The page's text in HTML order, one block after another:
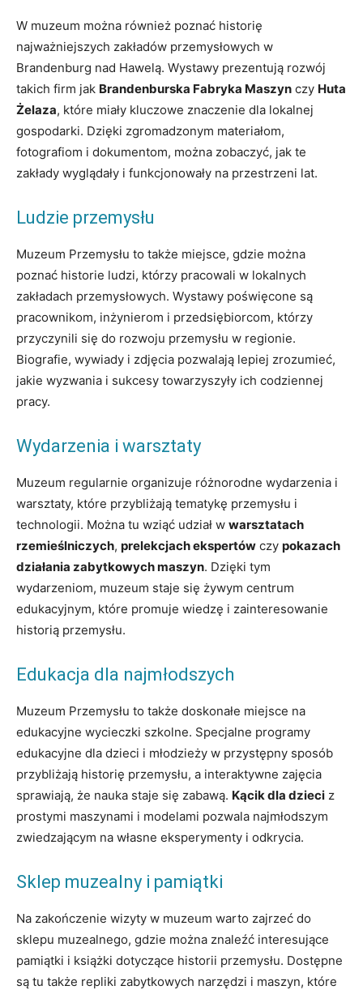
W muzeum można również poznać historię
najważniejszych zakładów przemysłowych w
Brandenburg nad Hawelą. Wystawy prezentują rozwój
takich firm jak Brandenburska Fabryka Maszyn czy Huta
Żelaza, które miały kluczowe znaczenie dla lokalnej
gospodarki. Dzięki zgromadzonym materiałom,
fotografiom i dokumentom, można zobaczyć, jak te
zakłady wyglądały i funkcjonowały na przestrzeni lat.
Ludzie przemysłu
Muzeum Przemysłu to także miejsce, gdzie można
poznać historie ludzi, którzy pracowali w lokalnych
zakładach przemysłowych. Wystawy poświęcone są
pracownikom, inżynierom i przedsiębiorcom, którzy
przyczynili się do rozwoju przemysłu w regionie.
Biografie, wywiady i zdjęcia pozwalają lepiej zrozumieć,
jakie wyzwania i sukcesy towarzyszyły ich codziennej
pracy.
Wydarzenia i warsztaty
Muzeum regularnie organizuje różnorodne wydarzenia i
warsztaty, które przybliżają tematykę przemysłu i
technologii. Można tu wziąć udział w warsztatach
rzemieślniczych, prelekcjach ekspertów czy pokazach
działania zabytkowych maszyn. Dzięki tym
wydarzeniom, muzeum staje się żywym centrum
edukacyjnym, które promuje wiedzę i zainteresowanie
historią przemysłu.
Edukacja dla najmłodszych
Muzeum Przemysłu to także doskonałe miejsce na
edukacyjne wycieczki szkolne. Specjalne programy
edukacyjne dla dzieci i młodzieży w przystępny sposób
przybliżają historię przemysłu, a interaktywne zajęcia
sprawiają, że nauka staje się zabawą. Kącik dla dzieci z
prostymi maszynami i modelami pozwala najmłodszym
zwiedzającym na własne eksperymenty i odkrycia.
Sklep muzealny i pamiątki
Na zakończenie wizyty w muzeum warto zajrzeć do
sklepu muzealnego, gdzie można znaleźć interesujące
pamiątki i książki dotyczące historii przemysłu. Dostępne
są tu także repliki zabytkowych narzędzi i maszyn, które